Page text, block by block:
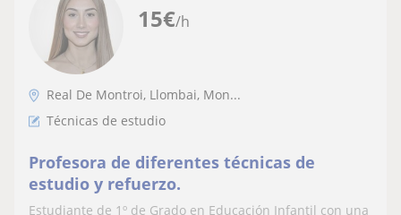
15€/h
Real De Montroi, Llombai, Mon...
Técnicas de estudio
Profesora de diferentes técnicas de
estudio y refuerzo.
Estudiante de 1º de Grado en Educación Infantil con una